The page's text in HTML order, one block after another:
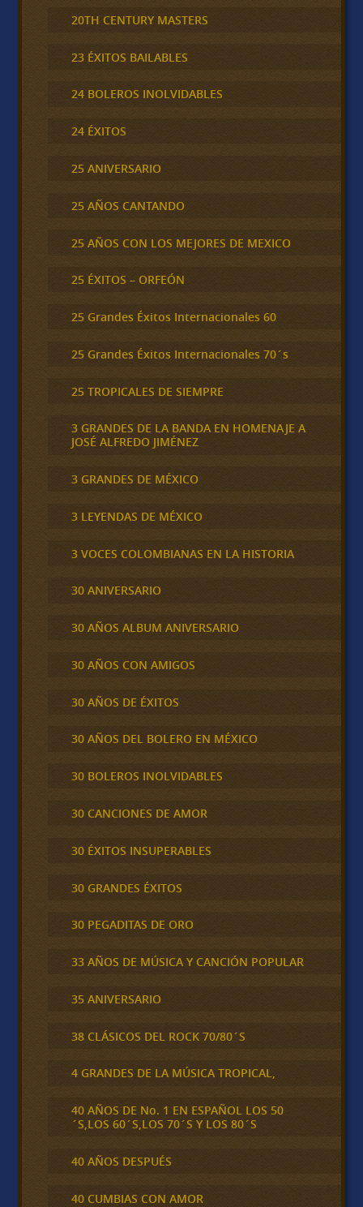
20TH CENTURY MASTERS
23 ÉXITOS BAILABLES
24 BOLEROS INOLVIDABLES
24 ÉXITOS
25 ANIVERSARIO
25 AÑOS CANTANDO
25 AÑOS CON LOS MEJORES DE MEXICO
25 ÉXITOS – ORFEÓN
25 Grandes Éxitos Internacionales 60
25 Grandes Éxitos Internacionales 70´s
25 TROPICALES DE SIEMPRE
3 GRANDES DE LA BANDA EN HOMENAJE A
JOSÉ ALFREDO JIMÉNEZ
3 GRANDES DE MÉXICO
3 LEYENDAS DE MÉXICO
3 VOCES COLOMBIANAS EN LA HISTORIA
30 ANIVERSARIO
30 AÑOS ALBUM ANIVERSARIO
30 AÑOS CON AMIGOS
30 AÑOS DE ÉXITOS
30 AÑOS DEL BOLERO EN MÉXICO
30 BOLEROS INOLVIDABLES
30 CANCIONES DE AMOR
30 ÉXITOS INSUPERABLES
30 GRANDES ÉXITOS
30 PEGADITAS DE ORO
33 AÑOS DE MÚSICA Y CANCIÓN POPULAR
35 ANIVERSARIO
38 CLÁSICOS DEL ROCK 70/80´S
4 GRANDES DE LA MÚSICA TROPICAL,
40 AÑOS DE No. 1 EN ESPAÑOL LOS 50
´S,LOS 60´S,LOS 70´S Y LOS 80´S
40 AÑOS DESPUÉS
40 CUMBIAS CON AMOR